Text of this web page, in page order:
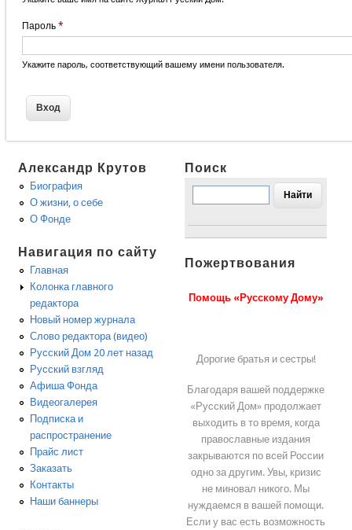
Пароль *
Укажите пароль, соответствующий вашему имени пользователя.
Александр Крутов
Биография
О жизни, о себе
О Фонде
Навигация по сайту
Главная
Колонка главного
редактора
Новый номер журнала
Слово редактора (видео)
Русский Дом 20 лет назад
Русский взгляд
Афиша Фонда
Видеогалерея
Подписка и
распространение
Прайс лист
Заказать
Контакты
Наши баннеры
Поиск
Пожертвования
Помощь «Русскому Дому»
Дорогие братья и сестры!
Благодаря вашей поддержке
«Русский Дом» продолжает
выходить в то время, когда
православные издания
закрываются по всей России
одно за другим. Увы, кризис
не миновал никого. Мы
нуждаемся в вашей помощи.
Если у вас есть возможность